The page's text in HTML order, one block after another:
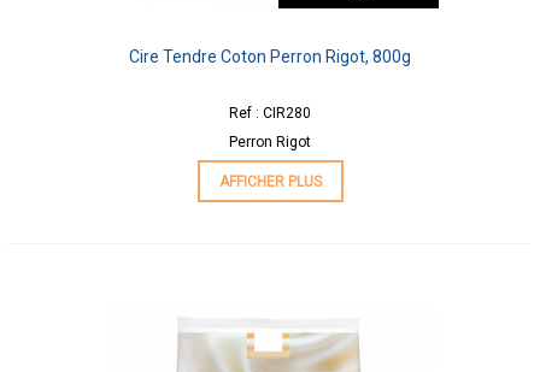
Cire Tendre Coton Perron Rigot, 800g
Ref : CIR280
Perron Rigot
AFFICHER PLUS